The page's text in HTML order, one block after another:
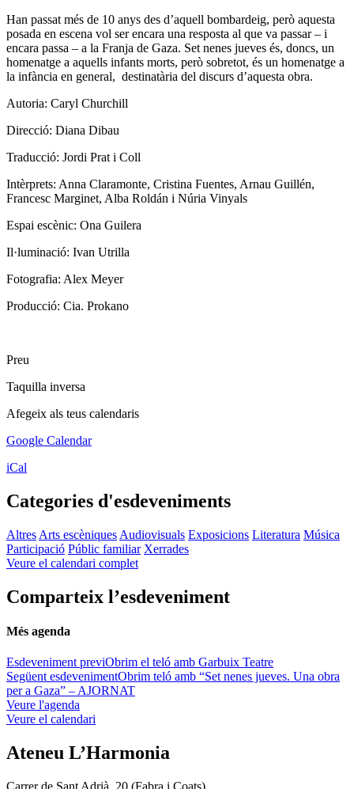
Han passat més de 10 anys des d’aquell bombardeig, però aquesta
posada en escena vol ser encara una resposta al que va passar – i
encara passa – a la Franja de Gaza. Set nenes jueves és, doncs, un
homenatge a aquells infants morts, però sobretot, és un homenatge a
la infància en general, destinatària del discurs d’aquesta obra.
Autoria: Caryl Churchill
Direcció: Diana Dibau
Traducció: Jordi Prat i Coll
Intèrprets: Anna Claramonte, Cristina Fuentes, Arnau Guillén,
Francesc Marginet, Alba Roldán i Núria Vinyals
Espai escènic: Ona Guilera
Il·luminació: Ivan Utrilla
Fotografia: Alex Meyer
Producció: Cia. Prokano
Preu
Taquilla inversa
Afegeix als teus calendaris
Google Calendar
iCal
Categories d'esdeveniments
Altres Arts escèniques Audiovisuals Exposicions Literatura Música
Participació Públic familiar Xerrades
Veure el calendari complet
Comparteix l’esdeveniment
Més agenda
Esdeveniment previObrim el teló amb Garbuix Teatre
Següent esdevenimentObrim teló amb “Set nenes jueves. Una obra
per a Gaza” – AJORNAT
Veure l'agenda
Veure el calendari
Ateneu L’Harmonia
Carrer de Sant Adrià, 20 (Fabra i Coats)